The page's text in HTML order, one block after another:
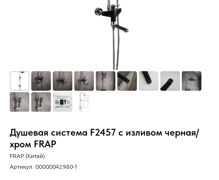
Душевая система F2457 с изливом черная/
хром FRAP
FRAP (Китай)
Артикул: 00000042980-1